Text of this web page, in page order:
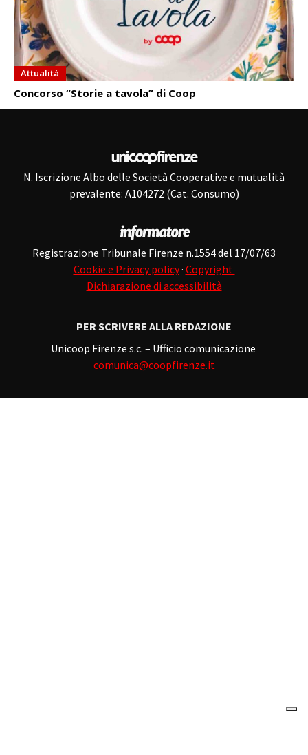
Attualità
Concorso “Storie a tavola” di Coop
N. Iscrizione Albo delle Società Cooperative e mutualità
prevalente: A104272 (Cat. Consumo)
Registrazione Tribunale Firenze n.1554 del 17/07/63
Cookie e Privacy policy· Copyright
Dichiarazione di accessibilità
PER SCRIVERE ALLA REDAZIONE
Unicoop Firenze s.c. – Ufficio comunicazione
comunica@coopfirenze.it